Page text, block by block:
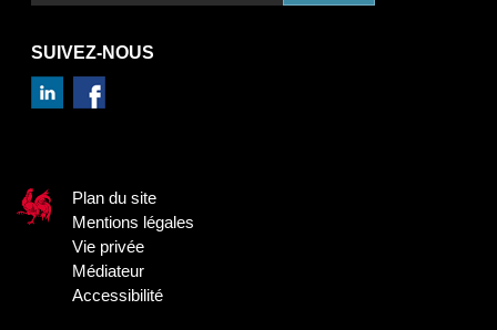
SUIVEZ-NOUS
Plan du site
Mentions légales
Vie privée
Médiateur
Accessibilité